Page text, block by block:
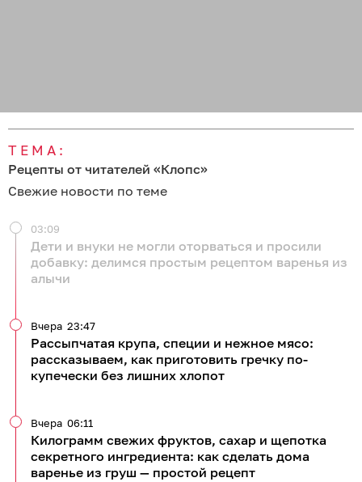
ТЕМА:
Рецепты от читателей «Клопс»
Свежие новости по теме
Дети и внуки не могли оторваться и просили
добавку: делимся простым рецептом варенья из
алычи
03:09
Рассыпчатая крупа, специи и нежное мясо:
рассказываем, как приготовить гречку по-
купечески без лишних хлопот
Вчера 23:47
Килограмм свежих фруктов, сахар и щепотка
секретного ингредиента: как сделать дома
варенье из груш — простой рецепт
Вчера 06:11